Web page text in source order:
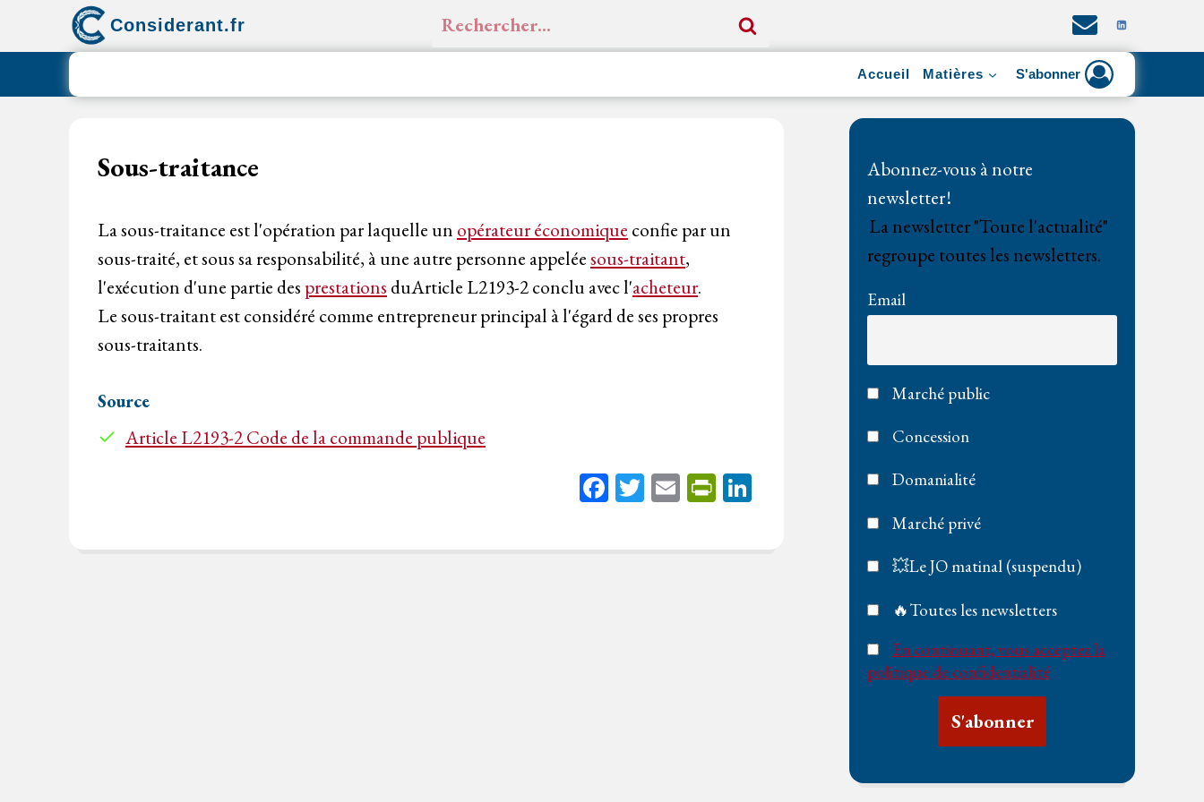
Considerant.fr Rechercher :
Accueil Matières S'abonner
Sous-traitance
La sous-traitance est l'opération par laquelle un opérateur économique confie par un
sous-traité, et sous sa responsabilité, à une autre personne appeléesous-traitant,
l'exécution d'une partie des prestations duArticle L2193-2 conclu avec l'acheteur.
Le sous-traitant est considéré comme entrepreneur principal à l'égard de ses propres
sous-traitants.
Source
Article L2193-2 Code de la commande publique
Fa
bo
T
tt
E
ail
Pr
tF ed
Abonnez-vous à notre
newsletter !
La newsletter "Toute l'actualité"
regroupe toutes les newsletters.
Email
Marché public
Concession
Domanialité
Marché privé
💥Le JO matinal (suspendu)
🔥Toutes les newsletters
En continuant, vous acceptez la
politique de confidentialité